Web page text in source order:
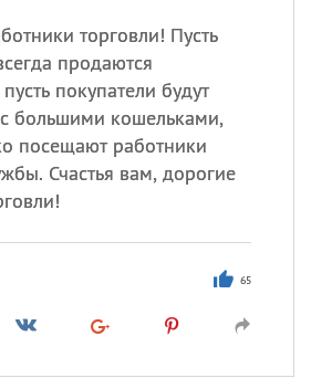
торговли! Пусть
продаются
покупатели будут
большими кошельками,
посещают работники
Счастья вам, дорогие
65